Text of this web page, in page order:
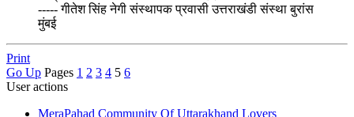
----- गीतेश सिंह नेगी संस्थापक प्रवासी उत्तराखंडी संस्था बुरांस
मुंबई
Print
Go Up Pages 1 2 3 4 5 6
User actions
MeraPahad Community Of Uttarakhand Lovers